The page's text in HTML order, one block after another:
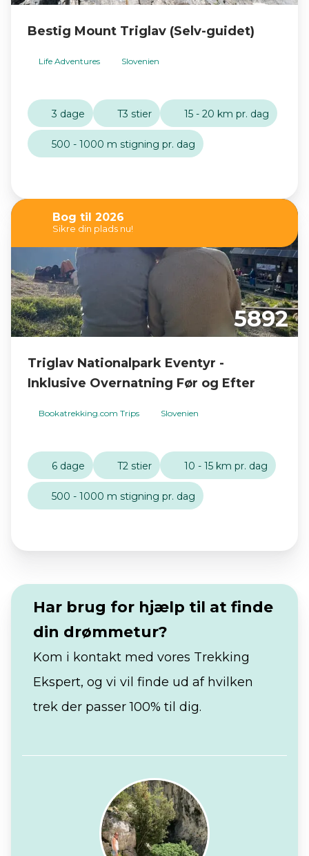
Bestig Mount Triglav (Selv-guidet)
Life Adventures Slovenien
3 dage T3 stier 15 - 20 km pr. dag
500 - 1000 m stigning pr. dag
Bog til 2026
Sikre din plads nu!
5892
Triglav Nationalpark Eventyr -
Inklusive Overnatning Før og Efter
Bookatrekking.com Trips Slovenien
6 dage T2 stier 10 - 15 km pr. dag
500 - 1000 m stigning pr. dag
Har brug for hjælp til at finde
din drømmetur?
Kom i kontakt med vores Trekking
Ekspert, og vi vil finde ud af hvilken
trek der passer 100% til dig.